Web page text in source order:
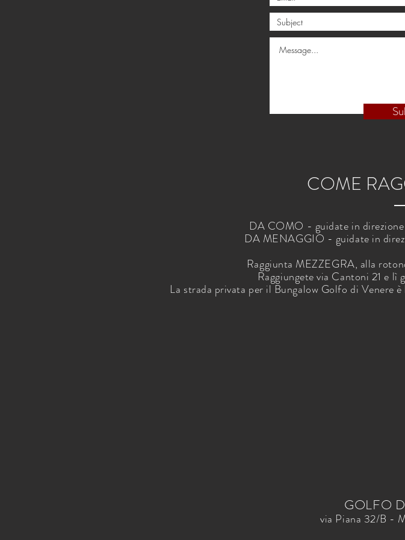
COME
DA COMO - guidate in direzione
DA MENAGGIO - guidate in
Raggiunta MEZZEGRA, alla
Raggiungete via Cantoni 21 e lì
La strada privata per il Bungalow Golfo di Venere
GOLFO
via Piana 32/B -